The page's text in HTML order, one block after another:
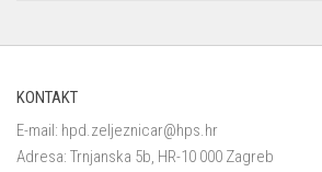
KONTAKT
E-mail: hpd.zeljeznicar@hps.hr
Adresa: Trnjanska 5b, HR-10 000 Zagreb